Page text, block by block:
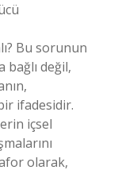
Bu sorunun
bağlı değil,
ifadesidir.
içsel
olarak,